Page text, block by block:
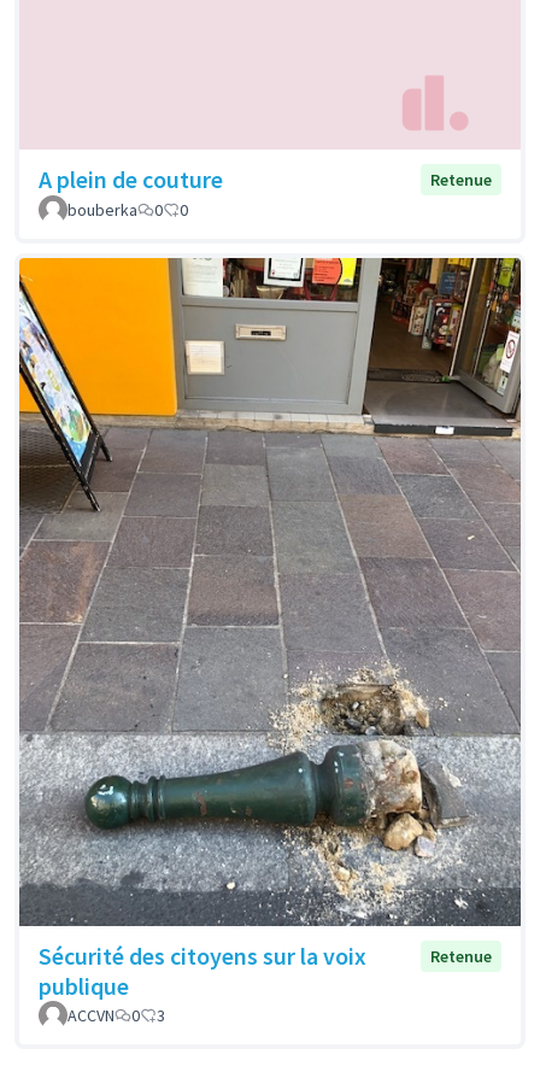
A plein de couture
Retenue
bouberka
0 0
Sécurité des citoyens sur la voix
publique
Retenue
ACCVN 0 3